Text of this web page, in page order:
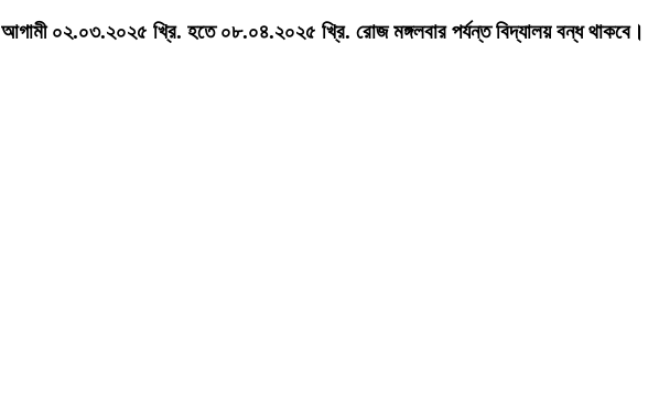
০২.০৩.২০২৫ খ্রি. হতে ০৮.০৪.২০২৫ খ্রি. রোজ মঙ্গলবার পর্যন্ত বিদ্যালয় বন্ধ থাকবে।